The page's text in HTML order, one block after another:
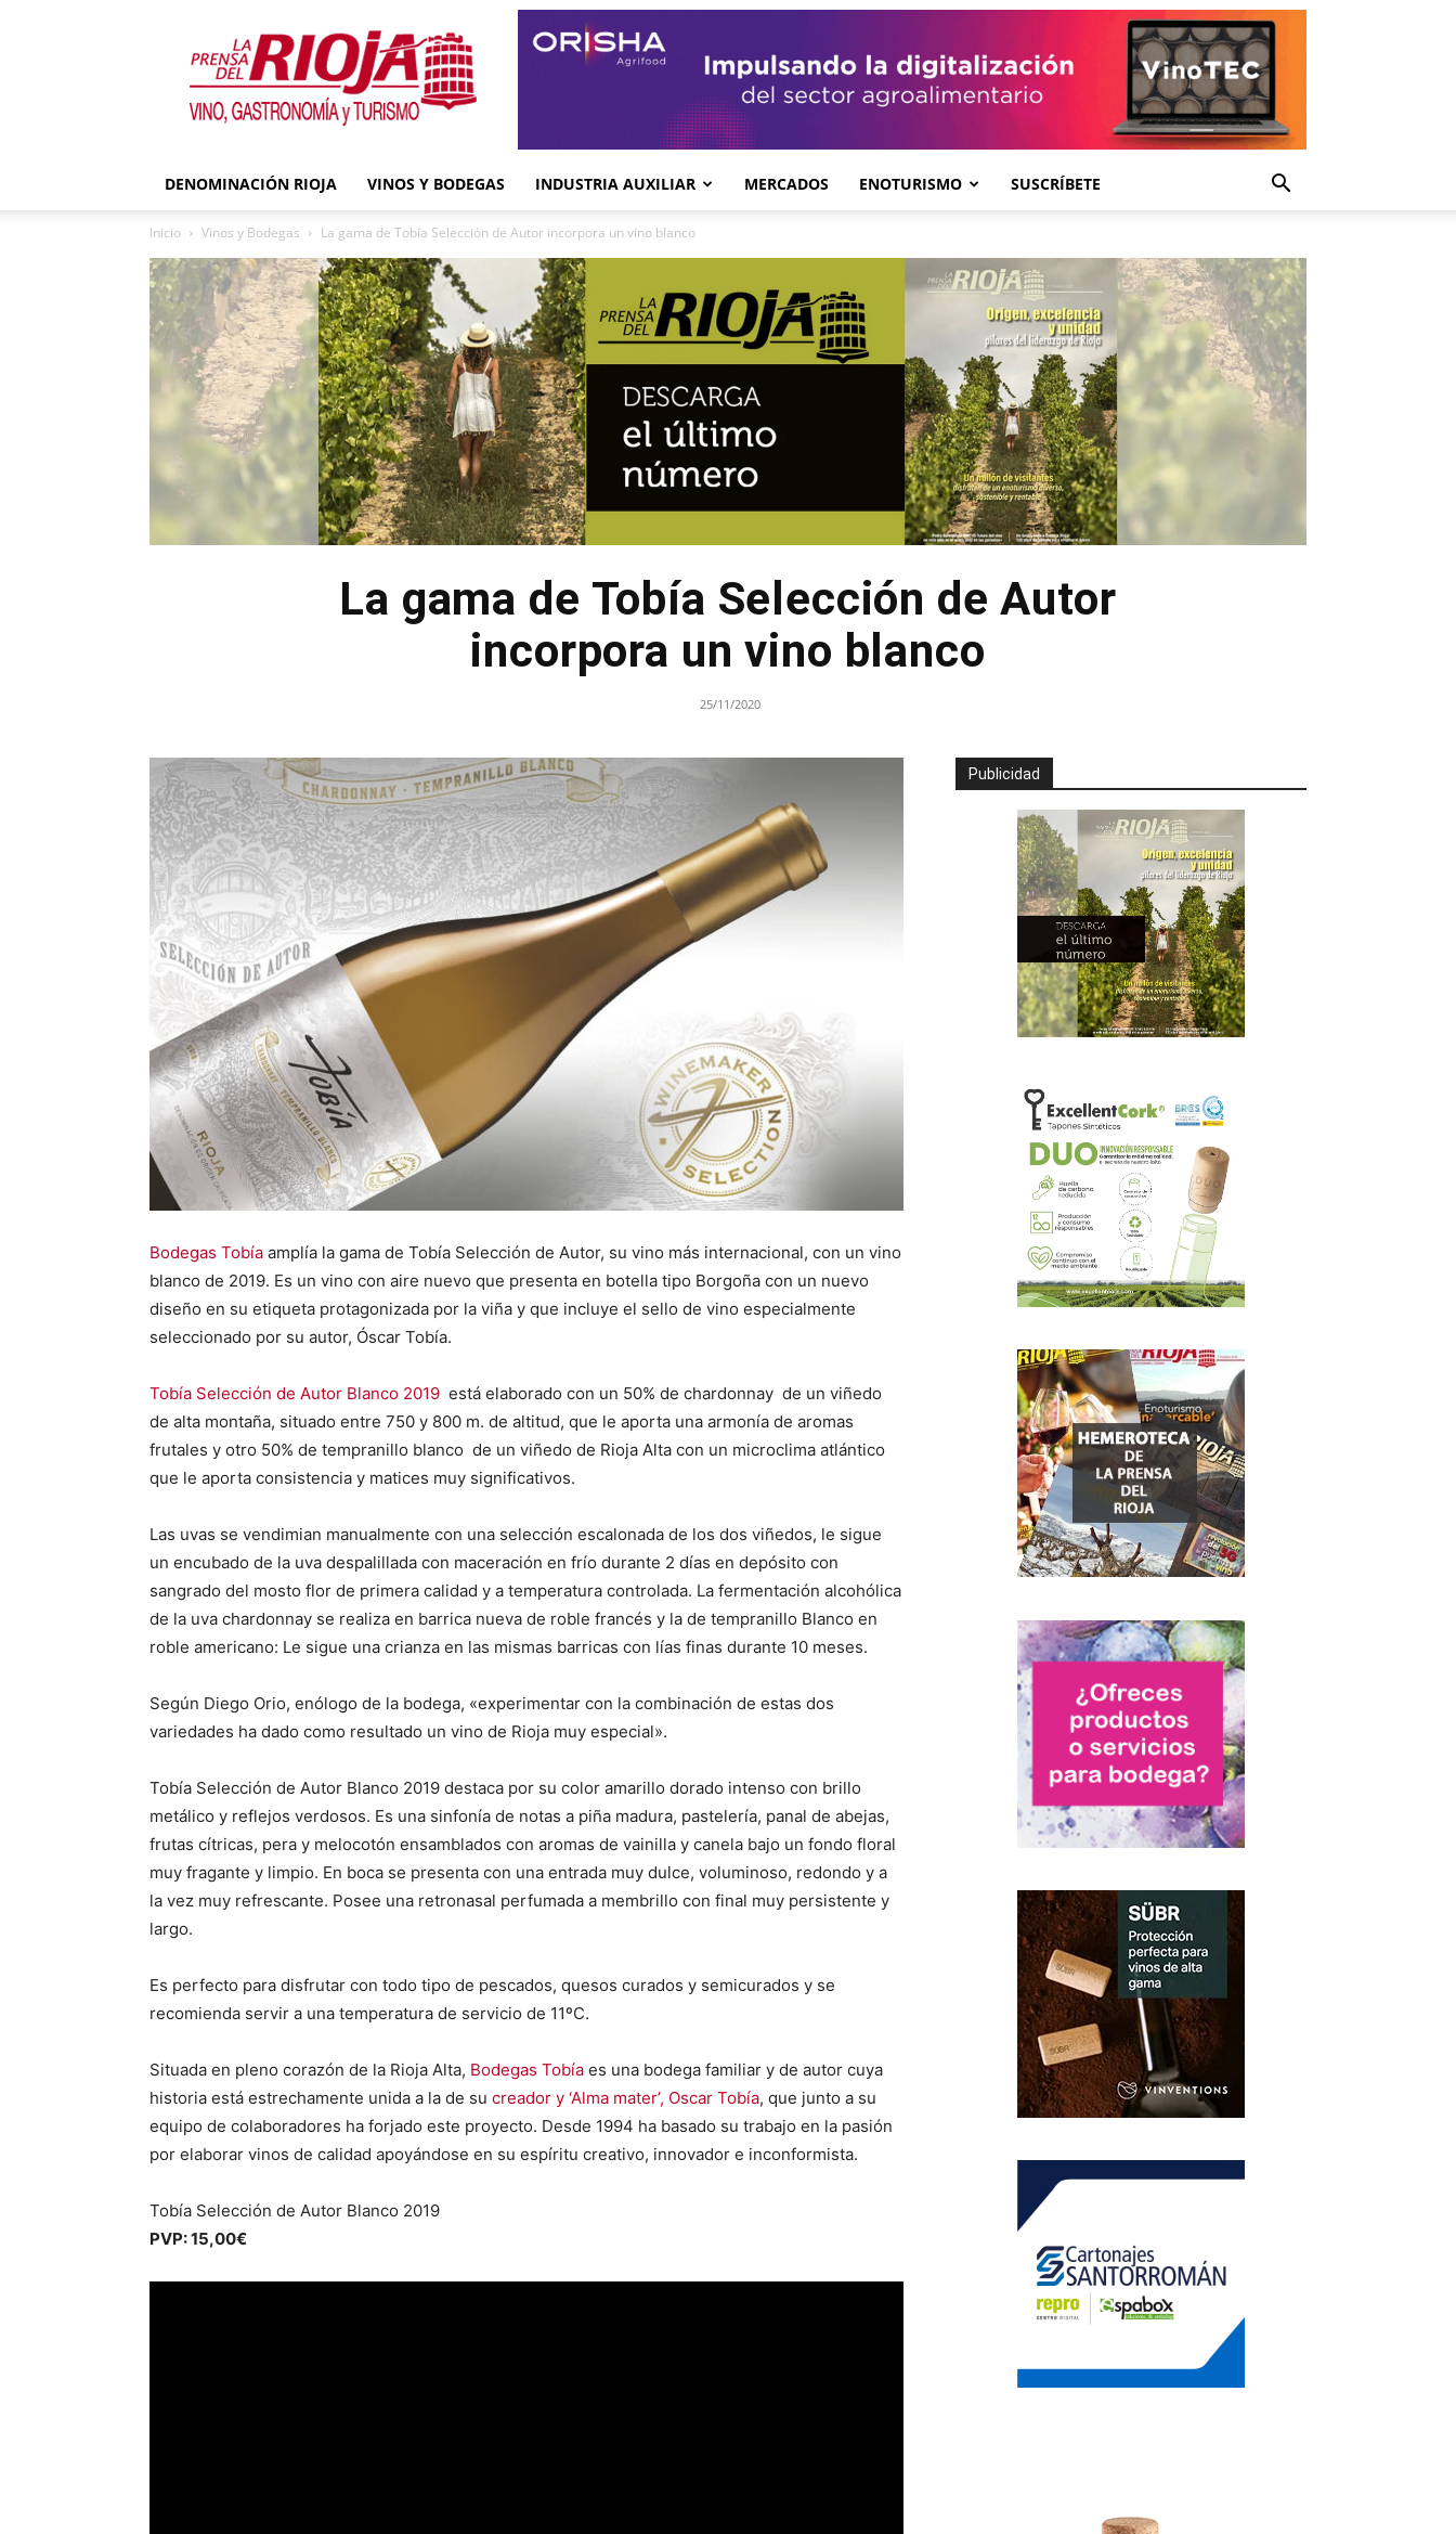
La
Prensa
del
Rioja
DENOMINACIÓN RIOJA VINOS Y BODEGAS INDUSTRIA AUXILIAR MERCADOS ENOTURISMO SUSCRÍBETE
Inicio Vinos y Bodegas La gama de Tobía Selección de Autor incorpora un vino blanco
La gama de Tobía Selección de Autor
incorpora un vino blanco
25/11/2020
Bodegas Tobía amplía la gama de Tobía Selección de Autor, su vino más internacional, con un vino
blanco de 2019. Es un vino con aire nuevo que presenta en botella tipo Borgoña con un nuevo
diseño en su etiqueta protagonizada por la viña y que incluye el sello de vino especialmente
seleccionado por su autor, Óscar Tobía.
Tobía Selección de Autor Blanco 2019 está elaborado con un 50% de chardonnay de un viñedo
de alta montaña, situado entre 750 y 800 m. de altitud, que le aporta una armonía de aromas
frutales y otro 50% de tempranillo blanco de un viñedo de Rioja Alta con un microclima atlántico
que le aporta consistencia y matices muy significativos.
Las uvas se vendimian manualmente con una selección escalonada de los dos viñedos, le sigue
un encubado de la uva despalillada con maceración en frío durante 2 días en depósito con
sangrado del mosto flor de primera calidad y a temperatura controlada. La fermentación alcohólica
de la uva chardonnay se realiza en barrica nueva de roble francés y la de tempranillo Blanco en
roble americano: Le sigue una crianza en las mismas barricas con lías finas durante 10 meses.
Según Diego Orio, enólogo de la bodega, «experimentar con la combinación de estas dos
variedades ha dado como resultado un vino de Rioja muy especial».
Tobía Selección de Autor Blanco 2019 destaca por su color amarillo dorado intenso con brillo
metálico y reflejos verdosos. Es una sinfonía de notas a piña madura, pastelería, panal de abejas,
frutas cítricas, pera y melocotón ensamblados con aromas de vainilla y canela bajo un fondo floral
muy fragante y limpio. En boca se presenta con una entrada muy dulce, voluminoso, redondo y a
la vez muy refrescante. Posee una retronasal perfumada a membrillo con final muy persistente y
largo.
Es perfecto para disfrutar con todo tipo de pescados, quesos curados y semicurados y se
recomienda servir a una temperatura de servicio de 11ºC.
Situada en pleno corazón de la Rioja Alta, Bodegas Tobía es una bodega familiar y de autor cuya
historia está estrechamente unida a la de su creador y ‘Alma mater’, Oscar Tobía, que junto a su
equipo de colaboradores ha forjado este proyecto. Desde 1994 ha basado su trabajo en la pasión
por elaborar vinos de calidad apoyándose en su espíritu creativo, innovador e inconformista.
Tobía Selección de Autor Blanco 2019
PVP: 15,00€
Publicidad